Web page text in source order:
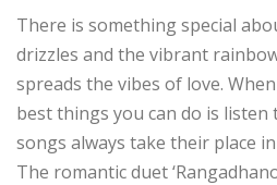
There is something special
drizzles and the vibrant
spreads the vibes of love.
best things you can do is listen
songs always take their place
The romantic duet